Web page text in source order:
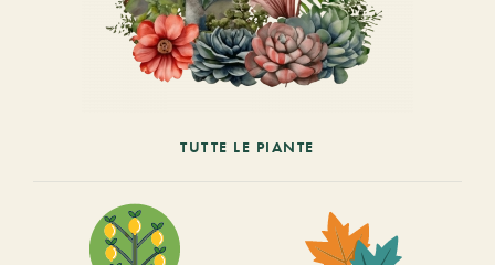
TUTTE LE PIANTE